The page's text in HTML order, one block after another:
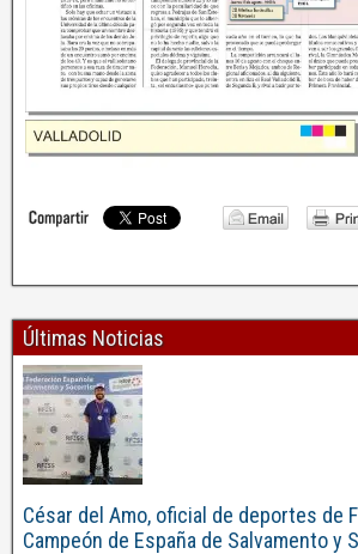
Últimas Noticias
César del Amo, oficial de deportes de
Campeón de España de Salvamento y